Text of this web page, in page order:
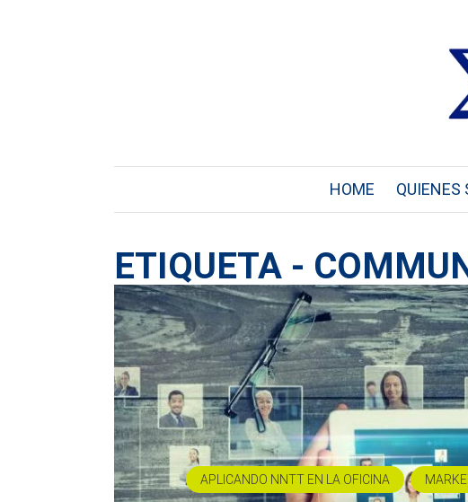
HOME QUIENES
ETIQUETA -
APLICANDO NNTT EN LA OFICINA